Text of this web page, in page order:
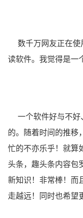
数千万网友正在使
读软件。我觉得是一
一个软件好与不好
的。随着时间的推移
忙的不亦乐乎！就算
头条，趣头条内容包
新知识！非常棒！而
走越远！同时也希望